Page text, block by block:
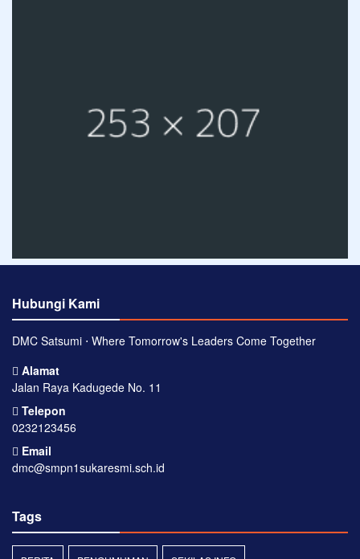
Hubungi Kami
DMC Satsumi ⋅ Where Tomorrow's Leaders Come Together
Alamat
Jalan Raya Kadugede No. 11
Telepon
0232123456
Email
dmc@smpn1sukaresmi.sch.id
Tags